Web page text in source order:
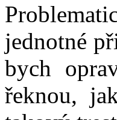
jednotné
bych
řeknou,